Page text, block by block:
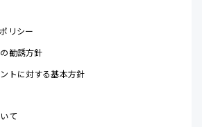
リシー
勧誘方針
トに対する基本方針
て